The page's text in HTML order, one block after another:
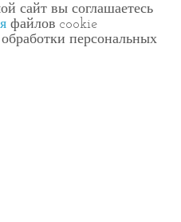
сайт вы соглашаетесь
файлов cookie
персональных